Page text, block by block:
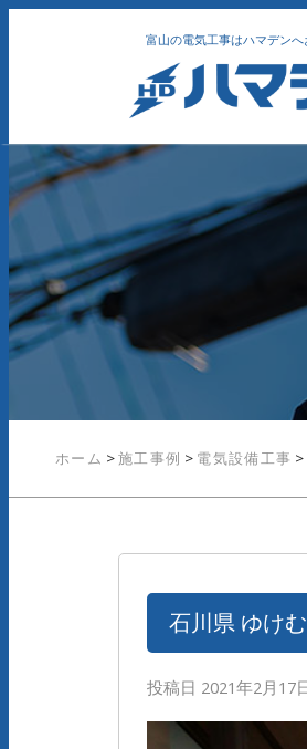
富山の電気工事はハマデンへ
ホーム >施工事例 > 電気設備工事 >
石川県 ゆけ
投稿日 2021年2月17